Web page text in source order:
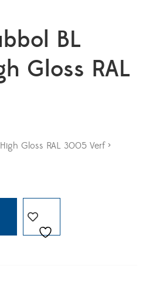
BL
Gloss RAL
Gloss RAL 3005 Verf >